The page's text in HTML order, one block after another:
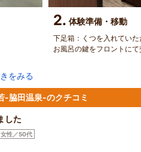
2. 体験準備・移動
下足箱：くつを入れてい
お風呂の鍵をフロントに
をみる
-脇田温泉-のクチコミ
した
女性／50代